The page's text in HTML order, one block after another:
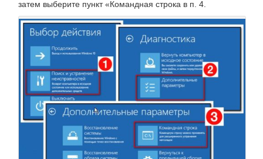
затем выберите пункт «Командная строка в п. 4.